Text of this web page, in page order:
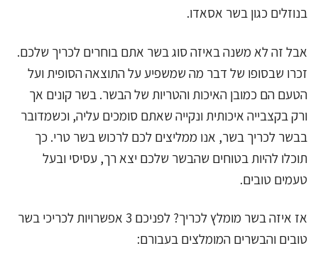
בנוזלים כגון בשר אסאדו.
אבל זה לא משנה באיזה סוג בשר אתם בוחרים לכריך שלכם.
זכרו שבסופו של דבר מה שמשפיע על התוצאה הסופית ועל
הטעם הם כמובן האיכות והטריות של הבשר. בשר קונים אך
ורק בקצבייה איכותית ונקייה שאתם סומכים עליה, וכשמדובר
בבשר לכריך בשר, אנו ממליצים לכם לרכוש בשר טרי. כך
תוכלו להיות בטוחים שהבשר שלכם יצא רך, עסיסי ובעל
טעמים טובים.
אז איזה בשר מומלץ לכריך? לפניכם 3 אפשרויות לכריכי בשר
טובים והבשרים המומלצים בעבורם: